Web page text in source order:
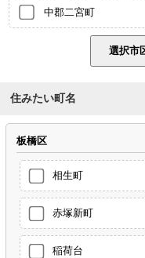
中郡二宮町
住みたい町名
板橋区
相生町
赤塚新町
稲荷台